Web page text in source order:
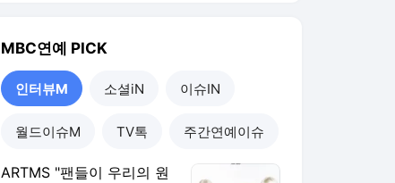
MBC연예 PICK
인터뷰M 소셜iN 이슈IN
월드이슈M TV톡 주간연예이슈
ARTMS "팬들이 우리의 원